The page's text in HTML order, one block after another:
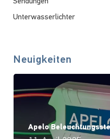
Unterwasserlichter
Neuigkeiten
Apelo